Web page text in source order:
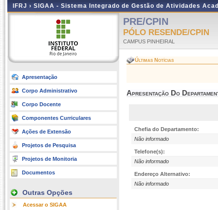
IFRJ › SIGAA - Sistema Integrado de Gestão de Atividades
Apresentação
Corpo Administrativo
Corpo Docente
Componentes Curriculares
Ações de Extensão
Projetos de Pesquisa
Projetos de Monitoria
Documentos
Outras Opções
Acessar o SIGAA
PRE/CPIN
PÓLO RESENDE/CPIN
CAMPUS PINHEIRAL
Últimas Notícias
Apresentação Do
Chefia do Departamento:
Não informado
Telefone(s):
Não informado
Endereço Alternativo:
Não informado